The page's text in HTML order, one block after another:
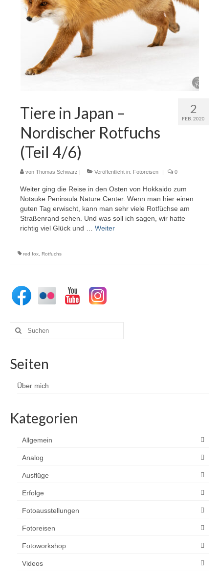
2
FEB. 2020
Tiere in Japan –
Nordischer Rotfuchs
(Teil 4/6)
von Thomas Schwarz | Veröffentlicht in: Fotoreisen | 0
Weiter ging die Reise in den Osten von Hokkaido zum
Notsuke Peninsula Nature Center. Wenn man hier einen
guten Tag erwischt, kann man sehr viele Rotfüchse am
Straßenrand sehen. Und was soll ich sagen, wir hatte
richtig viel Glück und … Weiter
red fox Rotfuchs
Suchen
nach:
Seiten
Über mich
Kategorien
Allgemein
Analog
Ausflüge
Erfolge
Fotoausstellungen
Fotoreisen
Fotoworkshop
Videos